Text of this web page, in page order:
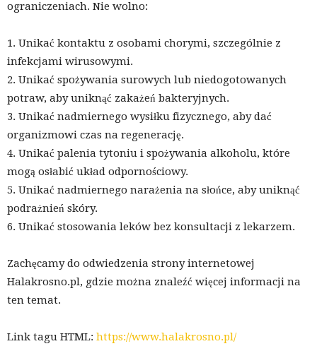
ograniczeniach. Nie wolno:
1. Unikać kontaktu z osobami chorymi, szczególnie z
infekcjami wirusowymi.
2. Unikać spożywania surowych lub niedogotowanych
potraw, aby uniknąć zakażeń bakteryjnych.
3. Unikać nadmiernego wysiłku fizycznego, aby dać
organizmowi czas na regenerację.
4. Unikać palenia tytoniu i spożywania alkoholu, które
mogą osłabić układ odpornościowy.
5. Unikać nadmiernego narażenia na słońce, aby uniknąć
podrażnień skóry.
6. Unikać stosowania leków bez konsultacji z lekarzem.
Zachęcamy do odwiedzenia strony internetowej
Halakrosno.pl, gdzie można znaleźć więcej informacji na
ten temat.
Link tagu HTML: https://www.halakrosno.pl/